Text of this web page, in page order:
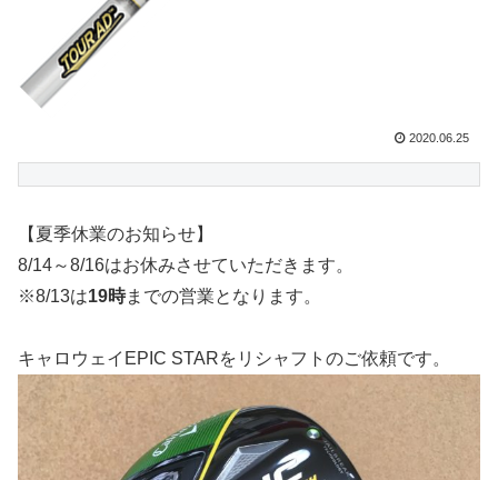
2020.06.25
【夏季休業のお知らせ】
8/14～8/16はお休みさせていただきます。
※8/13は19時までの営業となります。
キャロウェイEPIC STARをリシャフトのご依頼です。